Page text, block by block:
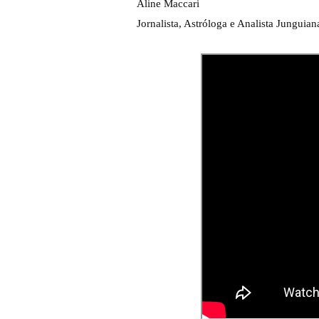
Aline Maccari
Jornalista, Astróloga e Analista